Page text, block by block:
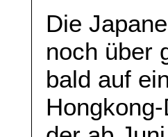
Die
noch über
bald auf